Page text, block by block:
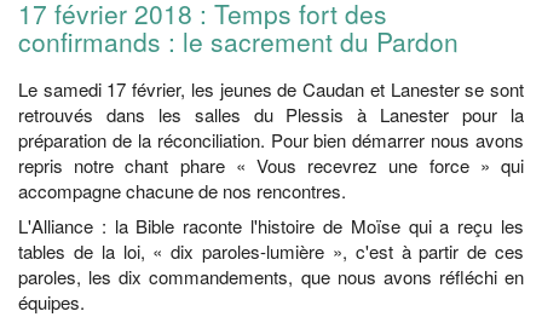
17 février 2018 : Temps fort des
confirmands : le sacrement du Pardon
Le samedi 17 février, les jeunes de Caudan et Lanester se sont
retrouvés dans les salles du Plessis à Lanester pour la
préparation de la réconciliation. Pour bien démarrer nous avons
repris notre chant phare « Vous recevrez une force » qui
accompagne chacune de nos rencontres.
L'Alliance : la Bible raconte l'histoire de Moïse qui a reçu les
tables de la loi, « dix paroles-lumière », c'est à partir de ces
paroles, les dix commandements, que nous avons réfléchi en
équipes.